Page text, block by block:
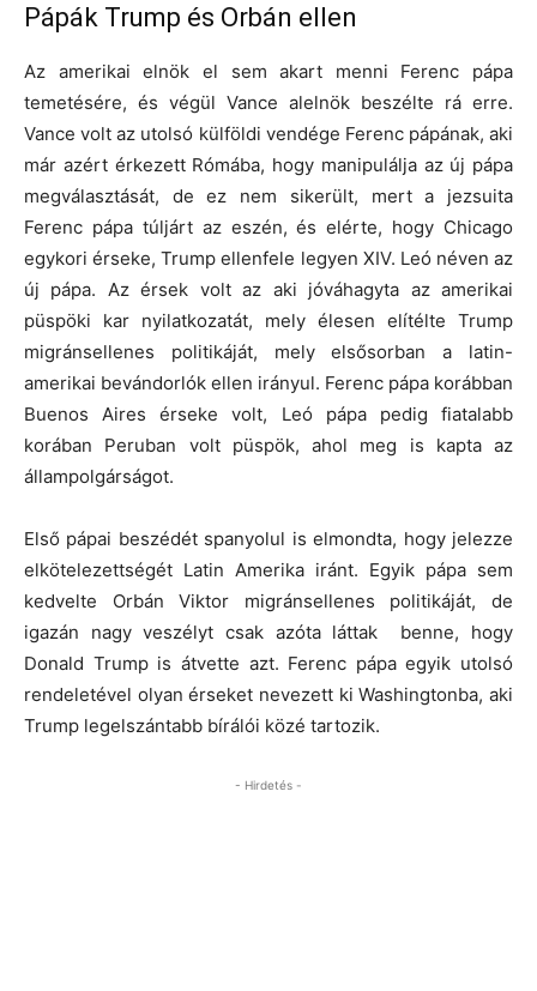
Pápák Trump és Orbán ellen
Az amerikai elnök el sem akart menni Ferenc pápa
temetésére, és végül Vance alelnök beszélte rá erre.
Vance volt az utolsó külföldi vendége Ferenc pápának, aki
már azért érkezett Rómába, hogy manipulálja az új pápa
megválasztását, de ez nem sikerült, mert a jezsuita
Ferenc pápa túljárt az eszén, és elérte, hogy Chicago
egykori érseke, Trump ellenfele legyen XIV. Leó néven az
új pápa. Az érsek volt az aki jóváhagyta az amerikai
püspöki kar nyilatkozatát, mely élesen elítélte Trump
migránsellenes politikáját, mely elsősorban a latin-
amerikai bevándorlók ellen irányul. Ferenc pápa korábban
Buenos Aires érseke volt, Leó pápa pedig fiatalabb
korában Peruban volt püspök, ahol meg is kapta az
állampolgárságot.
Első pápai beszédét spanyolul is elmondta, hogy jelezze
elkötelezettségét Latin Amerika iránt. Egyik pápa sem
kedvelte Orbán Viktor migránsellenes politikáját, de
igazán nagy veszélyt csak azóta láttak benne, hogy
Donald Trump is átvette azt. Ferenc pápa egyik utolsó
rendeletével olyan érseket nevezett ki Washingtonba, aki
Trump legelszántabb bírálói közé tartozik.
- Hirdetés -